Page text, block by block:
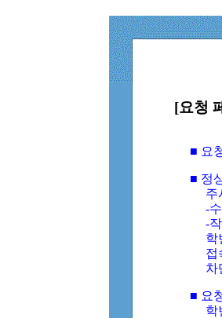
[요청
■ 요
■ 정
주
-
-
학
접
차
■ 요
학